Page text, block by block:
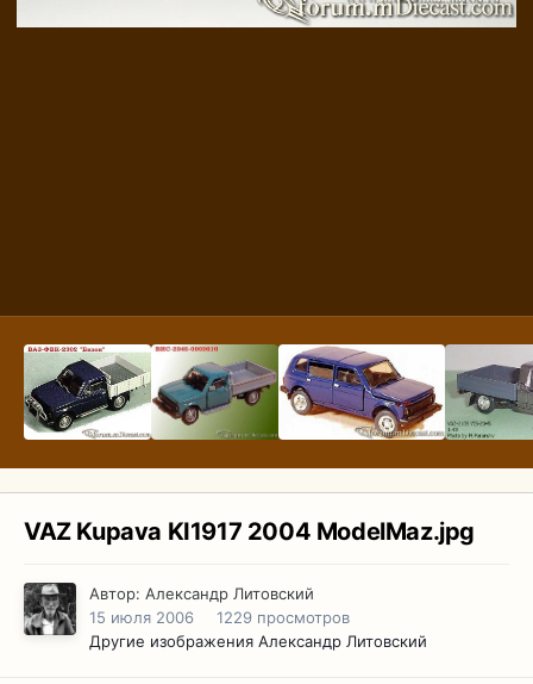
VAZ Kupava KI1917 2004 ModelMaz.jpg
Автор: Александр Литовский
15 июля 2006
1229 просмотров
Другие изображения Александр Литовский